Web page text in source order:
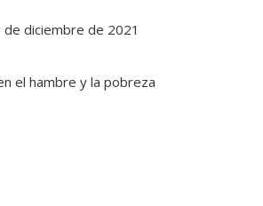
diciembre de 2021